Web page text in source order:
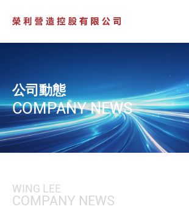
公司動態
COMPANY NEWS
WING LEE
COMPANY NEWS